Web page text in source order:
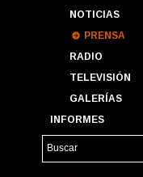
NOTICIAS
PRENSA
RADIO
TELEVISIÓN
GALERÍAS
INFORMES